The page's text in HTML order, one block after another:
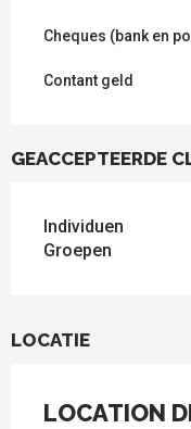
Cheques (bank en
Contant geld
GEACCEPTEERDE
Individuen
Groepen
LOCATIE
LOCATION